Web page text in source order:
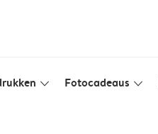
slim_arrow_down Fotocadeaus slim_arrow_down